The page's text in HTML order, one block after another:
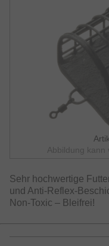
Abbildung kann
Sehr hochwertige
und Anti-Reflex-
Non-Toxic – Bleifrei!